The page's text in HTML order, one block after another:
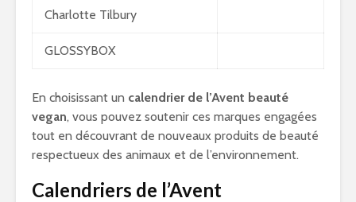
Charlotte Tilbury
GLOSSYBOX
En choisissant un calendrier de l’Avent beauté
vegan, vous pouvez soutenir ces marques engagées
tout en découvrant de nouveaux produits de beauté
respectueux des animaux et de l’environnement.
Calendriers de l’Avent